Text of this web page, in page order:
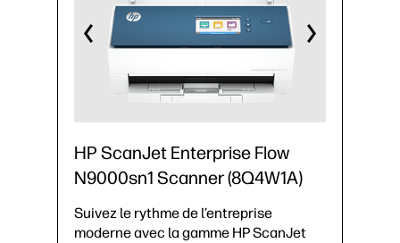
Alimentation feuille à feuille
optique: Jusqu’à 600 ppp
Lettre des États-Unis, Légal des
États-Unis, Exécutif des États-Unis,
A3, A4, B5, A5A6A7; A8 69 x 50,8
1 port SuperSpeed USB 3.0
HP ScanJet Enterprise Flow
N9000sn1 Scanner (8Q4W1A)
Suivez le rythme de l’entreprise
moderne avec la gamme HP ScanJet